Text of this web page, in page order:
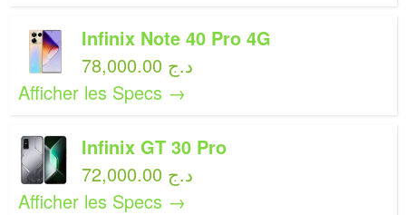
Infinix Note 40 Pro 4G
78,000.00 د.ج
Afficher les Specs →
Infinix GT 30 Pro
72,000.00 د.ج
Afficher les Specs →